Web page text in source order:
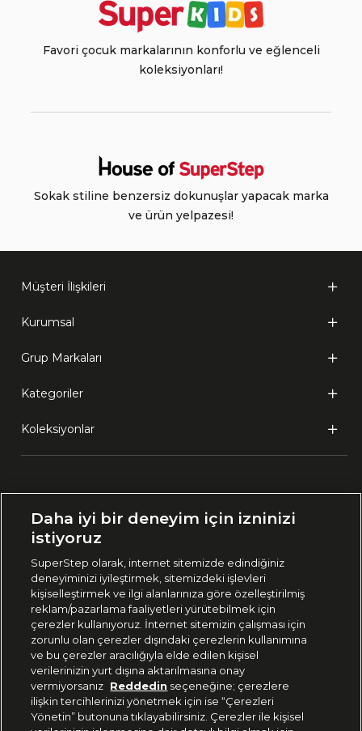
Favori çocuk markalarının konforlu ve eğlenceli
koleksiyonları!
Sokak stiline benzersiz dokunuşlar yapacak marka
ve ürün yelpazesi!
Müşteri İlişkileri
Kurumsal
Grup Markaları
Kategoriler
Koleksiyonlar
🇹🇷 Türkiye
444 37 36
Uygulamadan Takip Edin
Daha iyi bir deneyim için izninizi
istiyoruz
SuperStep olarak, internet sitemizde edindiğiniz
deneyiminizi iyileştirmek, sitemizdeki işlevleri
kişiselleştirmek ve ilgi alanlarınıza göre özelleştirilmiş
reklam/pazarlama faaliyetleri yürütebilmek için
çerezler kullanıyoruz. İnternet sitemizin çalışması için
zorunlu olan çerezler dışındaki çerezlerin kullanımına
ve bu çerezler aracılığıyla elde edilen kişisel
verilerinizin yurt dışına aktarılmasına onay
vermiyorsanız Reddedin seçeneğine; çerezlere
ilişkin tercihlerinizi yönetmek için ise “Çerezleri
Yönetin” butonuna tıklayabilirsiniz. Çerezler ile kişisel